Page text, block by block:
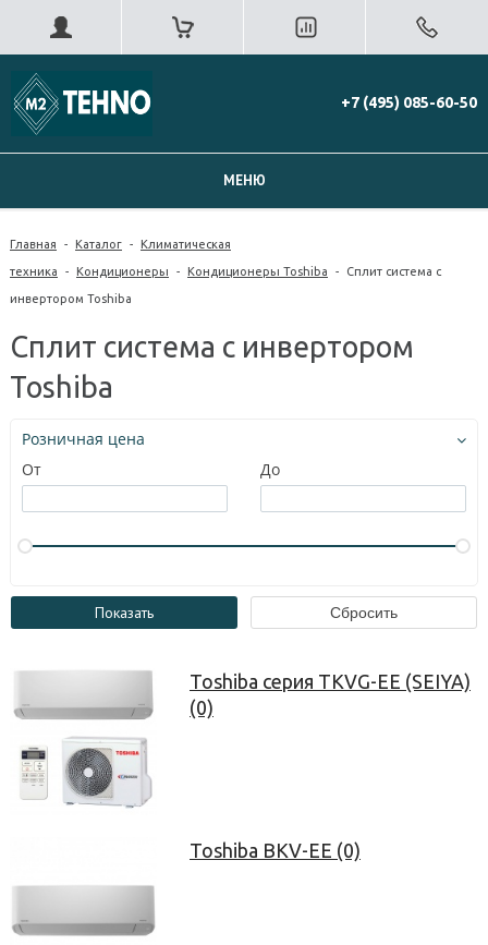
+7 (495) 085-60-50
МЕНЮ
Главная - Каталог - Климатическая
техника - Кондиционеры - Кондиционеры Toshiba - Сплит система с
инвертором Toshiba
Сплит система с инвертором
Toshiba
Розничная цена
От
До
Toshiba серия TKVG-EE (SEIYA)
(0)
Toshiba BKV-EE (0)